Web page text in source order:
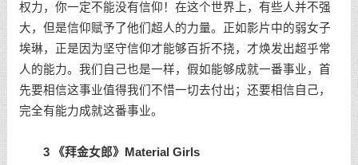
权力，你一定不能没有信仰！在这个世界上，有些人并不强
大，但是信仰赋予了他们超人的力量。正如影片中的弱女子
埃琳，正是因为坚守信仰才能够百折不挠，才焕发出超乎常
人的能力。我们自己也是一样，假如能够成就一番事业，首
先要相信这事业值得我们不惜一切去付出；还要相信自己，
完全有能力成就这番事业。
3 《拜金女郎》Material Girls